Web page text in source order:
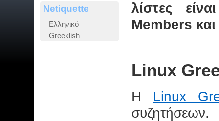
Netiquette
Ελληνικό
Greeklish
λίστες
Members
Linux
Η Linux
συζητήσεων.